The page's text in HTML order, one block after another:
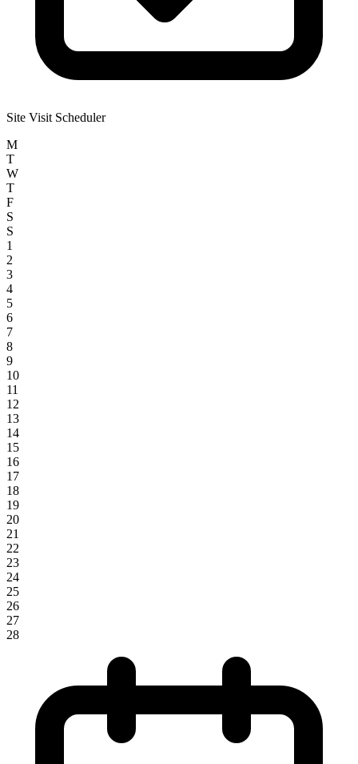
Site Visit Scheduler
M
T
W
T
F
S
S
1
2
3
4
5
6
7
8
9
10
11
12
13
14
15
16
17
18
19
20
21
22
23
24
25
26
27
28